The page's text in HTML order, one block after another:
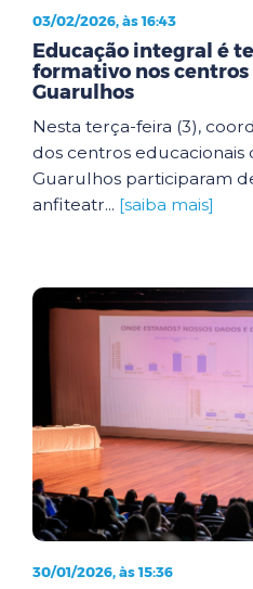
03/02/2026, às 16:43
Educação integral é
formativo nos
Guarulhos
Nesta terça-feira (3),
dos centros educacionais
Guarulhos participaram
anfiteatr... [saiba mais]
30/01/2026, às 15:36